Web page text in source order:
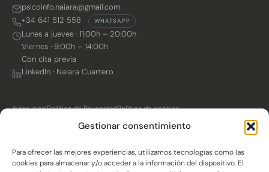
Gestionar consentimiento
Para ofrecer las mejores experiencias, utilizamos tecnologías como las
cookies para almacenar y/o acceder a la información del dispositivo. El
psicoinfo.naiara@gmail.com
+34 641 512 558
WHATSAPP
Lunes a jueves · 11:00h – 20:00h
Viernes · 9:00h – 14:00h
Con cita previa
LinkedIn · Naiara Cuartero
Aviso legalPolítica de PrivacidadPolítica de cookies
Agencia de automatización digital